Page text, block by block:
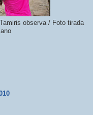
observa / Foto tirada